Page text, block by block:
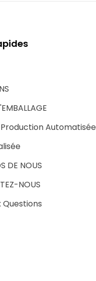
Production Automatisée
DE NOUS
NOUS
Questions